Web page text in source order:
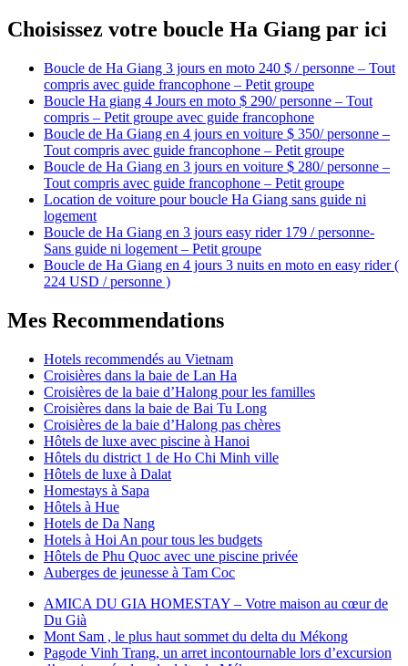
Choisissez votre boucle Ha Giang par ici
Boucle de Ha Giang 3 jours en moto 240 $ / personne – Tout
compris avec guide francophone – Petit groupe
Boucle Ha giang 4 Jours en moto $ 290/ personne – Tout
compris – Petit groupe avec guide francophone
Boucle de Ha Giang en 4 jours en voiture $ 350/ personne –
Tout compris avec guide francophone – Petit groupe
Boucle de Ha Giang en 3 jours en voiture $ 280/ personne –
Tout compris avec guide francophone – Petit groupe
Location de voiture pour boucle Ha Giang sans guide ni
logement
Boucle de Ha Giang en 3 jours easy rider 179 / personne-
Sans guide ni logement – Petit groupe
Boucle de Ha Giang en 4 jours 3 nuits en moto en easy rider (
224 USD / personne )
Mes Recommendations
Hotels recommendés au Vietnam
Croisières dans la baie de Lan Ha
Croisières de la baie d’Halong pour les familles
Croisières dans la baie de Bai Tu Long
Croisières de la baie d’Halong pas chères
Hôtels de luxe avec piscine à Hanoi
Hôtels du district 1 de Ho Chi Minh ville
Hôtels de luxe à Dalat
Homestays à Sapa
Hôtels à Hue
Hotels de Da Nang
Hotels à Hoi An pour tous les budgets
Hôtels de Phu Quoc avec une piscine privée
Auberges de jeunesse à Tam Coc
AMICA DU GIA HOMESTAY – Votre maison au cœur de
Du Già
Mont Sam , le plus haut sommet du delta du Mékong
Pagode Vinh Trang, un arret incontournable lors d’excursion